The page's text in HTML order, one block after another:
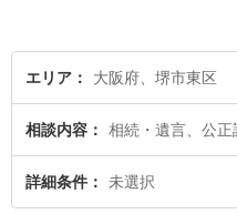
エリア 大阪府、堺市東区
相談内容 相続・遺言、公
詳細条件 未選択